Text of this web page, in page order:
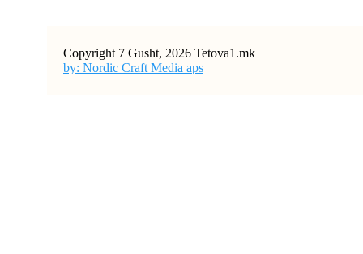
Copyright 7 Gusht, 2026 Tetova1.mk
by: Nordic Craft Media aps